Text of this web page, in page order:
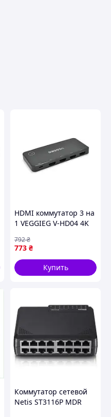
HDMI коммутатор 3 на
1 VEGGIEG V-HD04 4K
773 ₴
792₴
Купить
Коммутатор сетевой
Netis ST3116P MDR